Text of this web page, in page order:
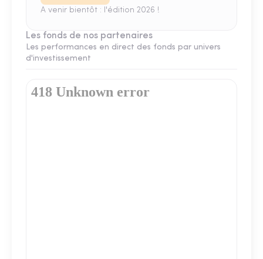
A venir bientôt : l'édition 2026 !
Les fonds de nos partenaires
Les performances en direct des fonds par univers
d'investissement